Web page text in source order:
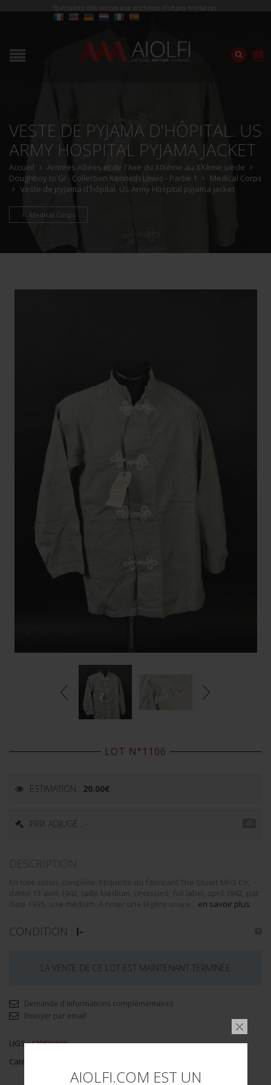
AIOLFI.COM EST UN
Spécialiste des ventes aux enchères d'objets militaires
VESTE DE PYJAMA D'HÔPITAL. US
ARMY HOSPITAL PYJAMA JACKET
Accueil
Armées Alliées et de l'Axe du XIXème au XXème siècle
Doughboy to GI - Collection Kenneth Lewis - Partie 1
Medical Corps
Veste de pyjama d'hôpital. US Army Hospital pyjama jacket
Medical Corps
LOT N°1106
ESTIMATION : 20.00€
PRIX ADJUGÉ : -
DESCRIPTION
En toile coton, complète. Etiquette du fabricant The Stuart MFG Co,
datée 13 avril 1942, taille Médium. Unissued, full label, april 1942, pat
date 1935, size médium. A noter une légère usure... en savoir plus
CONDITION : I-
LA VENTE DE CE LOT EST MAINTENANT TERMINÉE
Demande d'informations complémentaires
Envoyer par email
UGS :12960/696
Catégorie :